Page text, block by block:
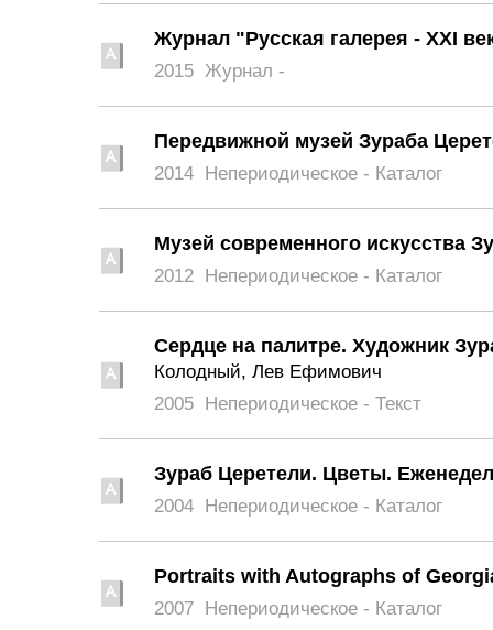
Журнал "Русская галерея - ХХI
2015 Журнал -
Передвижной музей Зураба
2014 Непериодическое - Каталог
Музей современного искусства
2012 Непериодическое - Каталог
Сердце на палитре. Художник
Колодный, Лев Ефимович
2005 Непериодическое - Текст
Зураб Церетели. Цветы.
2004 Непериодическое - Каталог
Portraits with Autographs of
2007 Непериодическое - Каталог